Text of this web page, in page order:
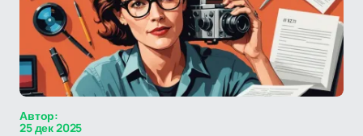
Автор:
25 дек 2025